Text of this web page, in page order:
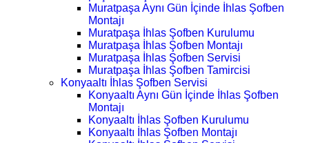
Muratpaşa Aynı Gün İçinde İhlas Şofben
Montajı
Muratpaşa İhlas Şofben Kurulumu
Muratpaşa İhlas Şofben Montajı
Muratpaşa İhlas Şofben Servisi
Muratpaşa İhlas Şofben Tamircisi
Konyaaltı İhlas Şofben Servisi
Konyaaltı Aynı Gün İçinde İhlas Şofben
Montajı
Konyaaltı İhlas Şofben Kurulumu
Konyaaltı İhlas Şofben Montajı